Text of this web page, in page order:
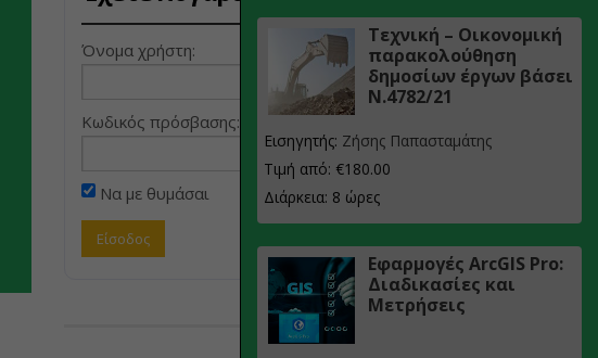
Όνομα χρήστη:
Κωδικός πρόσβασης:
Να με θυμάσαι
Τεχνική – Οικονομική
παρακολούθηση
δημοσίων έργων βάσει
Ν.4782/21
Εισηγητής: Ζήσης Παπασταμάτης
Τιμή από: €180.00
Διάρκεια: 8 ώρες
Εφαρμογές ArcGIS Pro:
Διαδικασίες και
Μετρήσεις